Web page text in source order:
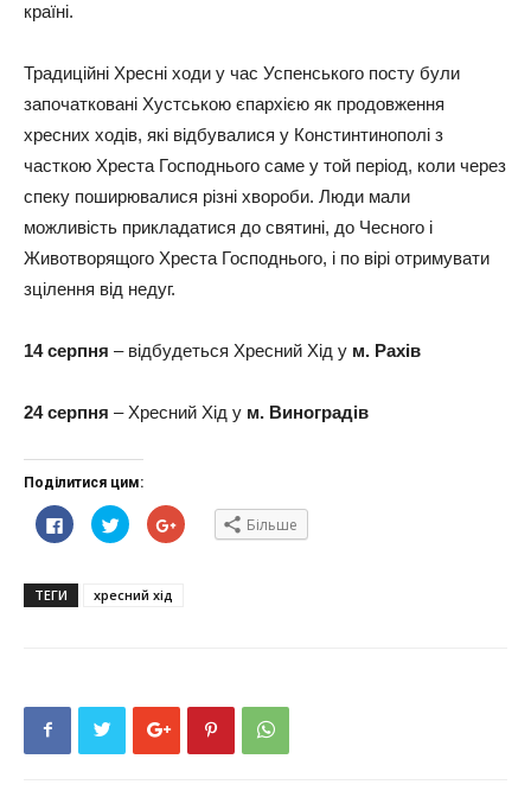
країні.
Традиційні Хресні ходи у час Успенського посту були
започатковані Хустською єпархією як продовження
хресних ходів, які відбувалися у Констинтинополі з
часткою Хреста Господнього саме у той період, коли через
спеку поширювалися різні хвороби. Люди мали
можливість прикладатися до святині, до Чесного і
Животворящого Хреста Господнього, і по вірі отримувати
зцілення від недуг.
14 серпня – відбудеться Хресний Хід у м. Рахів
24 серпня – Хресний Хід у м. Виноградів
Поділитися цим:
Click
to
share
у
новому
Click
to
share
у
новому
Click
to Більше
ТЕГИ хресний хід